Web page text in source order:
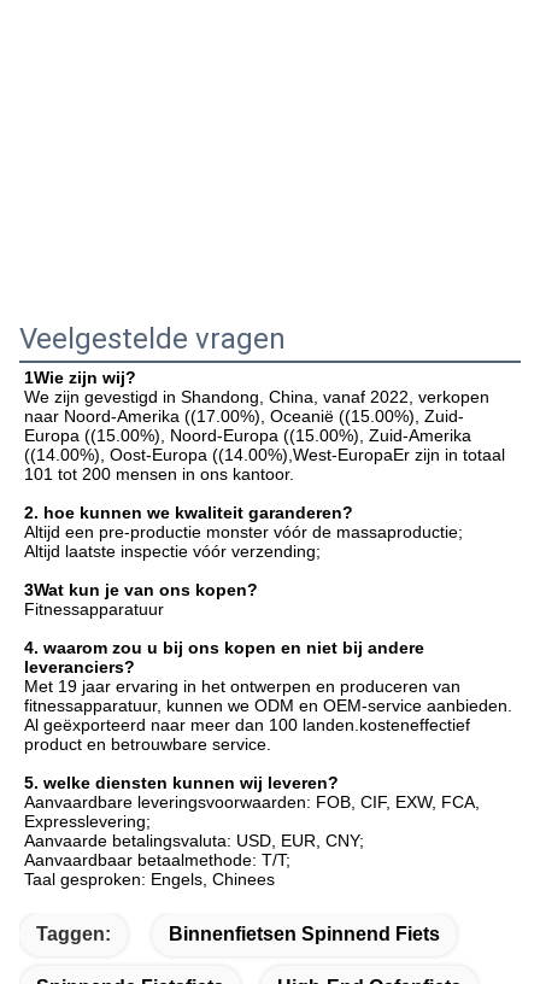
Veelgestelde vragen
1Wie zijn wij?
We zijn gevestigd in Shandong, China, vanaf 2022, verkopen
naar Noord-Amerika ((17.00%), Oceanië ((15.00%), Zuid-
Europa ((15.00%), Noord-Europa ((15.00%), Zuid-Amerika
((14.00%), Oost-Europa ((14.00%),West-EuropaEr zijn in totaal
101 tot 200 mensen in ons kantoor.
2. hoe kunnen we kwaliteit garanderen?
Altijd een pre-productie monster vóór de massaproductie;
Altijd laatste inspectie vóór verzending;
3Wat kun je van ons kopen?
Fitnessapparatuur
4. waarom zou u bij ons kopen en niet bij andere
leveranciers?
Met 19 jaar ervaring in het ontwerpen en produceren van
fitnessapparatuur, kunnen we ODM en OEM-service aanbieden.
Al geëxporteerd naar meer dan 100 landen.kosteneffectief
product en betrouwbare service.
5. welke diensten kunnen wij leveren?
Aanvaardbare leveringsvoorwaarden: FOB, CIF, EXW, FCA,
Expresslevering;
Aanvaarde betalingsvaluta: USD, EUR, CNY;
Aanvaardbaar betaalmethode: T/T;
Taal gesproken: Engels, Chinees
Taggen: Binnenfietsen Spinnend Fiets